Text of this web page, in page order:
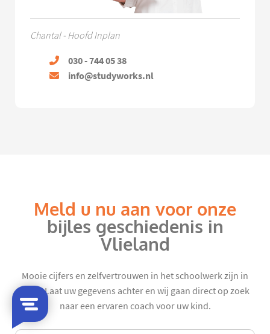
Chantal - Hoofd Inplan
030 - 744 05 38
info@studyworks.nl
Meld u nu aan voor onze
bijles geschiedenis in
Vlieland
Mooie cijfers en zelfvertrouwen in het schoolwerk zijn in
zicht. Laat uw gegevens achter en wij gaan direct op zoek
naar een ervaren coach voor uw kind.